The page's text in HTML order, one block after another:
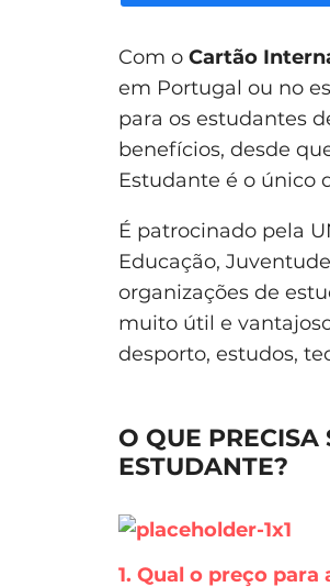
Com o Cartão
em Portugal ou no
para os estudantes
benefícios, desde
Estudante é o único
É patrocinado pela
Educação,
organizações de
muito útil e
desporto, estudos,
O QUE
ESTUDANTE?
1. Qual o preço para